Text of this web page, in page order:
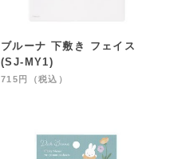
ブルーナ 下敷き フェイス
(SJ-MY1)
715円（税込）